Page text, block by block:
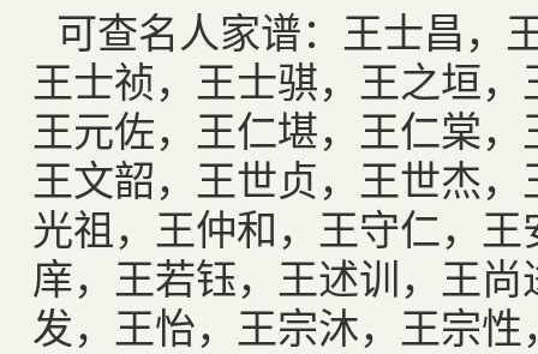
可查名人家谱：王士昌，
王士祯，王士骐，王之垣
王元佐，王仁堪，王仁棠
王文韶，王世贞，王世杰
光祖，王仲和，王守仁，
庠，王若钰，王述训，王
发，王怡，王宗沐，王宗